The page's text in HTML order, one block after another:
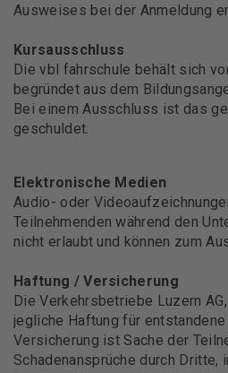
Ausweises bei der Anmeldung
Kursausschluss
Die vbl fahrschule behält sich
begründet aus dem
Bei einem Ausschluss ist das
geschuldet.
Elektronische Medien
Audio- oder
Teilnehmenden während den
nicht erlaubt und können zum
Haftung / Versicherung
Die Verkehrsbetriebe Luzern
jegliche Haftung für entstandene
Versicherung ist Sache der
Schadenansprüche durch Dritte,